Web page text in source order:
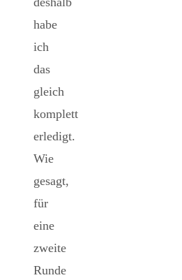
habe
ich
das
gleich
komplett
erledigt.
Wie
gesagt,
für
eine
zweite
Runde